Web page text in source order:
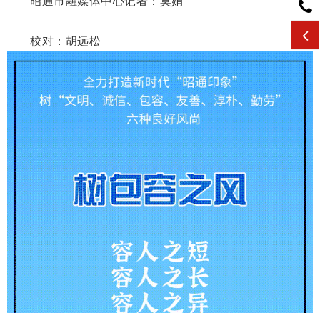
校对：胡远松